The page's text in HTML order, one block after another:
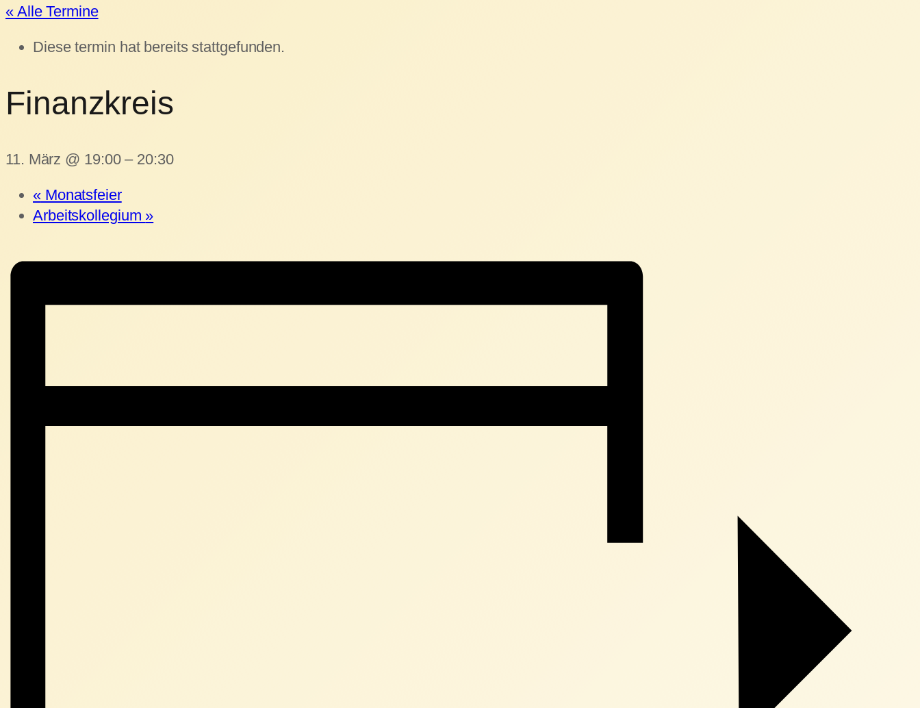
« Alle Termine
Diese termin hat bereits stattgefunden.
Finanzkreis
11. März @ 19:00– 20:30
«Monatsfeier
Arbeitskollegium »